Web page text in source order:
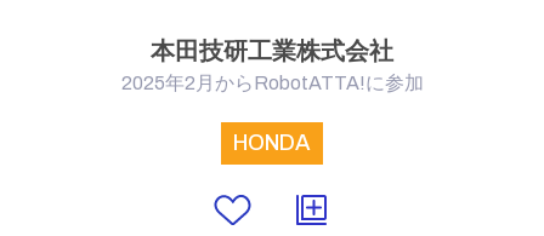
本田技研工業株式会社
2025年2月からRobotATTA!に参加
HONDA